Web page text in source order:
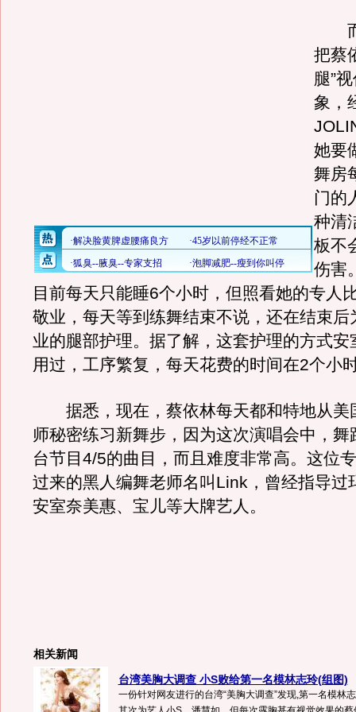
而
把蔡
腿”
象，
她要
舞房
门的
种清
板不
伤害
目前每天只能睡6个小时，但照看她的专人
敬业，每天等到练舞结束不说，还在结束后
业的腿部护理。据了解，这套护理的方式安
用过，工序繁复，每天花费的时间在2个小
据悉，现在，蔡依林每天都和特地从美
师秘密练习新舞步，因为这次演唱会中，舞
台节目4/5的曲目，而且难度非常高。这位
过来的黑人编舞老师名叫Link，曾经指导过
安室奈美惠、宝儿等大牌艺人。
相关新闻
台湾美胸大调查 小S败给第一名模林志玲(组图)
一份针对网友进行的台湾“美胸大调查”发现,第一名模林